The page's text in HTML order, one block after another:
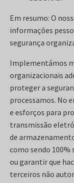
Em resumo: O
informações
segurança
Implementámos
organizacionais
proteger a
processamos. No
e esforços para
transmissão
de
como sendo
ou garantir que
terceiros não